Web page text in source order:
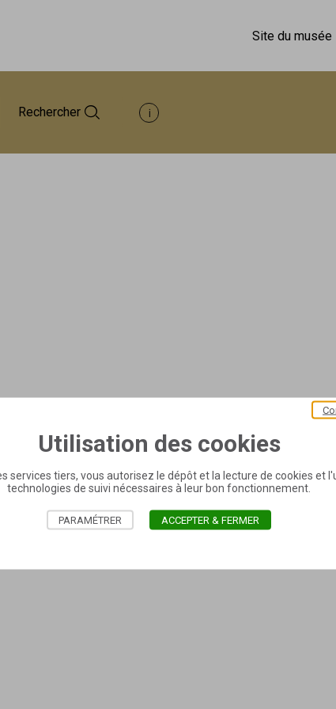
Site du musée
Rechercher Afficher les informations d'aide à la
Utilisation des cookies
services tiers, vous autorisez le dépôt et la lecture de cookies et
technologies de suivi nécessaires à leur bon fonctionnement.
PARAMÉTRER ACCEPTER & FERMER